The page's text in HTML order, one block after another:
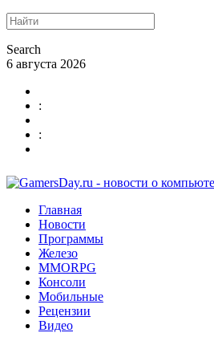
Search
6 августа 2026
:
:
Главная
Новости
Программы
Железо
MMORPG
Консоли
Мобильные
Рецензии
Видео